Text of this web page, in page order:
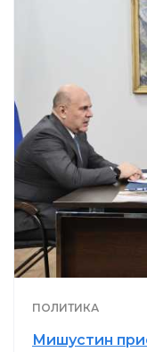
ПОЛИТИКА
Мишустин